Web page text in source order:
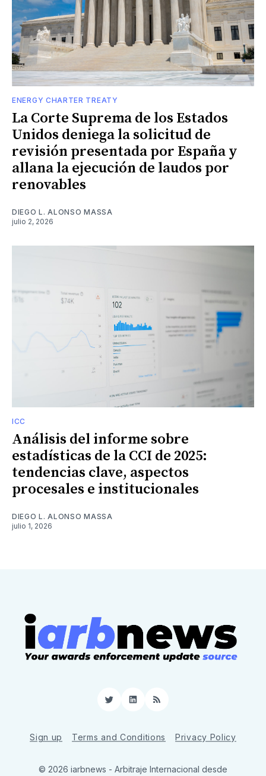
ENERGY CHARTER TREATY
La Corte Suprema de los Estados
Unidos deniega la solicitud de
revisión presentada por España y
allana la ejecución de laudos por
renovables
DIEGO L. ALONSO MASSA
julio 2, 2026
ICC
Análisis del informe sobre
estadísticas de la CCI de 2025:
tendencias clave, aspectos
procesales e institucionales
DIEGO L. ALONSO MASSA
julio 1, 2026
TwitterLinkedIn
RSS
Sign up Terms and Conditions Privacy Policy
© 2026 iarbnews - Arbitraje Internacional desde